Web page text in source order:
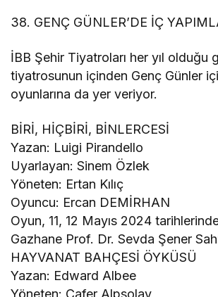
38. GENÇ GÜNLER’DE İÇ
İBB Şehir Tiyatroları her yıl olduğu
tiyatrosunun içinden Genç Günler
oyunlarına da yer veriyor.
BİRİ, HİÇBİRİ, BİNLERCESİ
Yazan: Luigi Pirandello
Uyarlayan: Sinem Özlek
Yöneten: Ertan Kılıç
Oyuncu: Ercan DEMİRHAN
Oyun, 11, 12 Mayıs 2024
Gazhane Prof. Dr. Sevda Şener
HAYVANAT BAHÇESİ ÖYKÜSÜ
Yazan: Edward Albee
Yöneten: Cafer Alpsolay